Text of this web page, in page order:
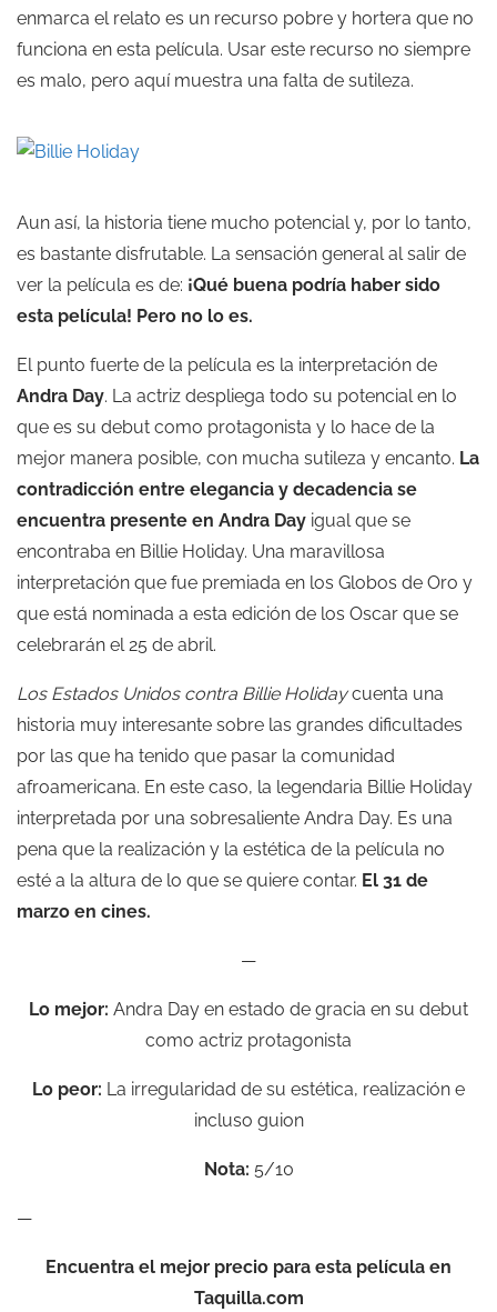
enmarca el relato es un recurso pobre y hortera que no
funciona en esta película. Usar este recurso no siempre
es malo, pero aquí muestra una falta de sutileza.
Aun así, la historia tiene mucho potencial y, por lo tanto,
es bastante disfrutable. La sensación general al salir de
ver la película es de: ¡Qué buena podría haber sido
esta película! Pero no lo es.
El punto fuerte de la película es la interpretación de
Andra Day. La actriz despliega todo su potencial en lo
que es su debut como protagonista y lo hace de la
mejor manera posible, con mucha sutileza y encanto. La
contradicción entre elegancia y decadencia se
encuentra presente en Andra Day igual que se
encontraba en Billie Holiday. Una maravillosa
interpretación que fue premiada en los Globos de Oro y
que está nominada a esta edición de los Oscar que se
celebrarán el 25 de abril.
Los Estados Unidos contra Billie Holidaycuenta una
historia muy interesante sobre las grandes dificultades
por las que ha tenido que pasar la comunidad
afroamericana. En este caso, la legendaria Billie Holiday
interpretada por una sobresaliente Andra Day. Es una
pena que la realización y la estética de la película no
esté a la altura de lo que se quiere contar. El 31 de
marzo en cines.
—
Lo mejor: Andra Day en estado de gracia en su debut
como actriz protagonista
Lo peor: La irregularidad de su estética, realización e
incluso guion
Nota: 5/10
—
Encuentra el mejor precio para esta película en
Taquilla.com